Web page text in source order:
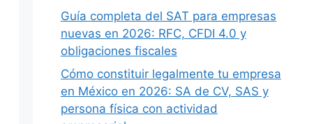
Guía completa del SAT para empresas
nuevas en 2026: RFC, CFDI 4.0 y
obligaciones fiscales
Cómo constituir legalmente tu empresa
en México en 2026: SA de CV, SAS y
persona física con actividad